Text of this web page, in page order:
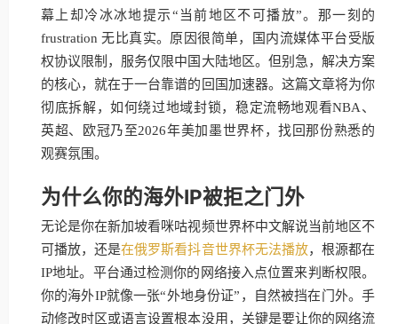
幕上却冷冰冰地提示“当前地区不可播放”。那一刻的
frustration 无比真实。原因很简单，国内流媒体平台受版
权协议限制，服务仅限中国大陆地区。但别急，解决方案
的核心，就在于一台靠谱的回国加速器。这篇文章将为你
彻底拆解，如何绕过地域封锁，稳定流畅地观看NBA、
英超、欧冠乃至2026年美加墨世界杯，找回那份熟悉的
观赛氛围。
为什么你的海外IP被拒之门外
无论是你在新加坡看咪咕视频世界杯中文解说当前地区不
可播放，还是在俄罗斯看抖音世界杯无法播放，根源都在
IP地址。平台通过检测你的网络接入点位置来判断权限。
你的海外IP就像一张“外地身份证”，自然被挡在门外。手
动修改时区或语言设置根本没用，关键是要让你的网络流